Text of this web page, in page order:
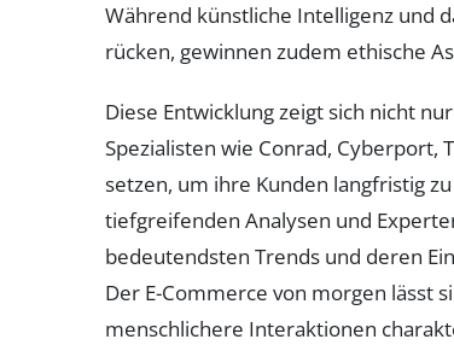
Während künstliche Intelligenz und
rücken, gewinnen zudem ethische
Diese Entwicklung zeigt sich nicht
Spezialisten wie Conrad, Cyberport,
setzen, um ihre Kunden langfristig
tiefgreifenden Analysen und
bedeutendsten Trends und deren
Der E-Commerce von morgen lässt
menschlichere Interaktionen